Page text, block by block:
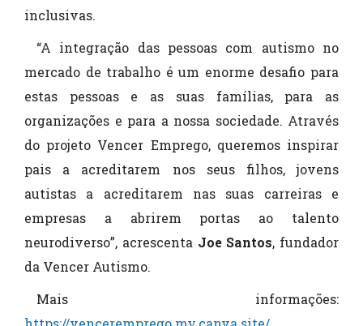
inclusivas.
“A integração das pessoas com autismo no
mercado de trabalho é um enorme desafio para
estas pessoas e as suas famílias, para as
organizações e para a nossa sociedade. Através
do projeto Vencer Emprego, queremos inspirar
pais a acreditarem nos seus filhos, jovens
autistas a acreditarem nas suas carreiras e
empresas a abrirem portas ao talento
neurodiverso”, acrescenta Joe Santos, fundador
da Vencer Autismo.
Mais informações: